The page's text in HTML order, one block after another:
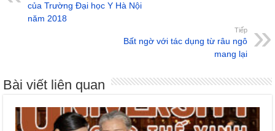
của Trường Đại học Y Hà Nội
năm 2018
Tiếp
Bất ngờ với tác dụng từ râu ngô
mang lại
Bài viết liên quan